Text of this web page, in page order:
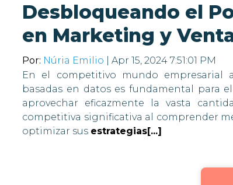
Desbloqueando el
en Marketing y
Por: Núria Emilio | Apr 15, 2024 7:51:01 PM
En el competitivo mundo empresarial
basadas en datos es fundamental para
aprovechar eficazmente la vasta
competitiva significativa al comprender
optimizar sus estrategias[...]